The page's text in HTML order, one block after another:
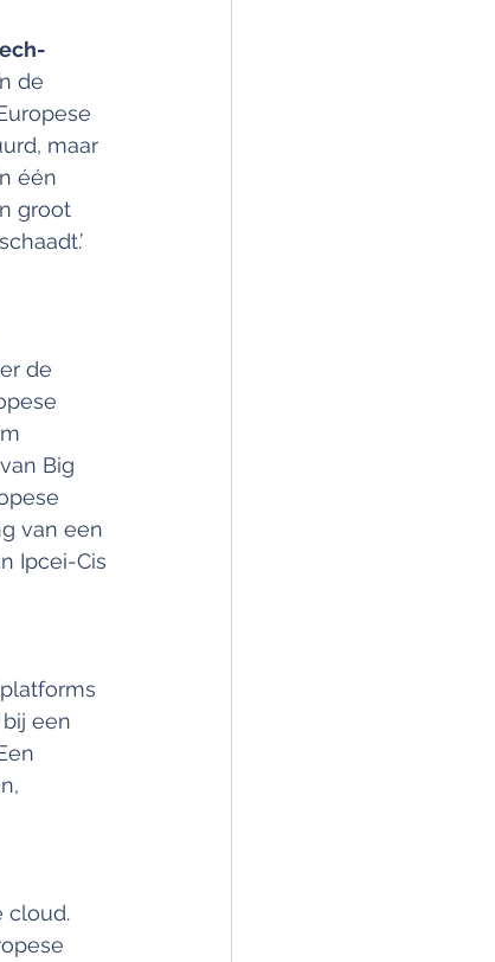
de
maar
één
groot
de
Big
van een
Ipcei-Cis
een
cloud.